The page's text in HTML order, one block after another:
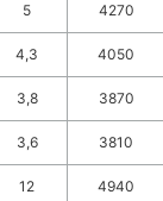
5 4270
4,3 4050
3,8 3870
3,6 3810
12 4940